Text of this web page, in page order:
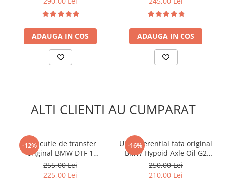
Amortizor portbagaj/hayon
Amortizor
Arcuri
Pivot suspensie
■ Huse scaune auto
■ Covorase/presuri auto
■ Becuri auto
■ Accesorii auto interior
ADAUGA IN COS ADAUGA IN COS
ALTI CLIENTI AU CUMPARAT
-12%
Ulei cutie de transfer
original BMW DTF 1
83225A4F016 - 1 Litru
255,00 Lei
225,00 Lei
-16%
Ulei diferential fata original
BMW Hypoid Axle Oil G2
75W85 83222413511 -
500ML
250,00 Lei
210,00 Lei